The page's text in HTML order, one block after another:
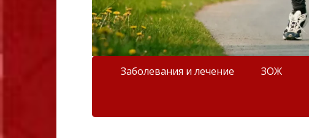
Заболевания и лечение ЗОЖ